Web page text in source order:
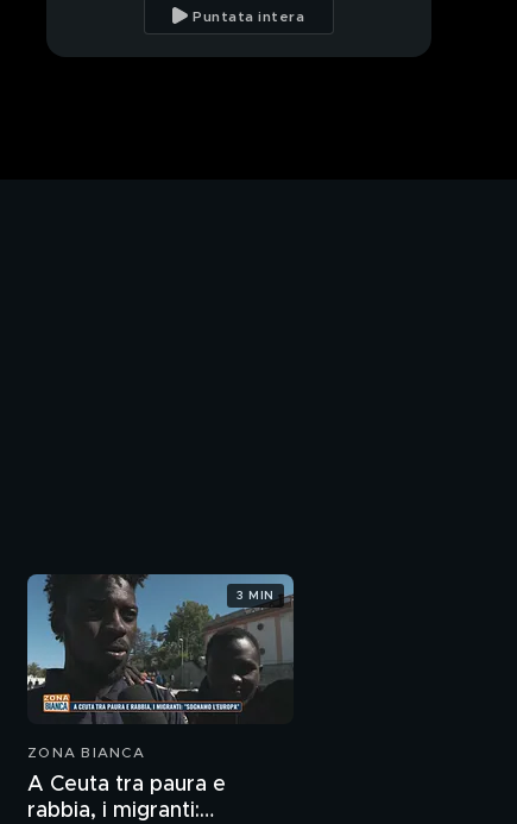
Puntata intera
ZONA BIANCA
A Ceuta tra paura e
rabbia, i migranti:
3 MIN